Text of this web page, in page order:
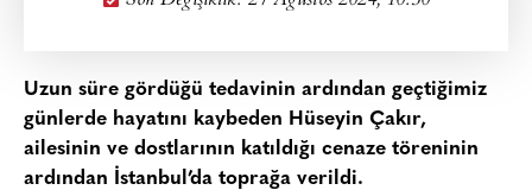
Uzun süre gördüğü tedavinin ardından geçtiğimiz
günlerde hayatını kaybeden Hüseyin Çakır,
ailesinin ve dostlarının katıldığı cenaze töreninin
ardından İstanbul’da toprağa verildi.